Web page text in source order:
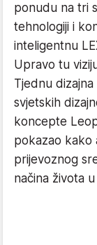
ponudu na tri
tehnologiji i
inteligentnu
Upravo tu
Tjednu
svjetskih
koncepte
pokazao kako
prijevoznog
načina života